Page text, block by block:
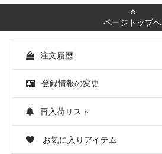
ページトップへ
注文履歴
登録情報の変更
再入荷リスト
お気に入りアイテム